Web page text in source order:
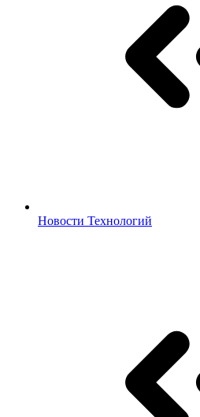
Новости Технологий